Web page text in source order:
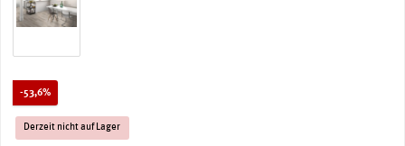
-53,6%Rabatt
Derzeit nicht auf Lager